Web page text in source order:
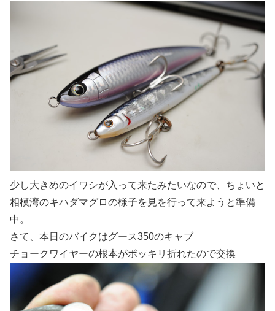
少し大きめのイワシが入って来たみたいなので、ちょいと
相模湾のキハダマグロの様子を見を行って来ようと準備
中。
さて、本日のバイクはグース350のキャブ
チョークワイヤーの根本がポッキリ折れたので交換